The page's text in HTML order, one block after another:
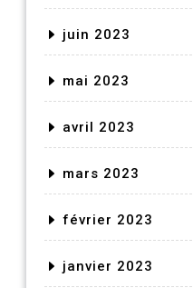
juin 2023
mai 2023
avril 2023
mars 2023
février 2023
janvier 2023